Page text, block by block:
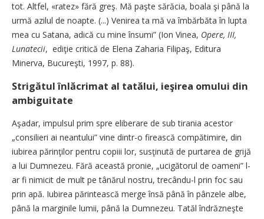
tot. Altfel, «ratez» fără greş. Mă paşte sărăcia, boala şi până la
urmă azilul de noapte. (...) Venirea ta mă va îmbărbăta în lupta
mea cu Satana, adică cu mine însumi” (Ion Vinea, Opere, III,
Lunatecii, ediţie critică de Elena Zaharia Filipaş, Editura
Minerva, Bucureşti, 1997, p. 88).
Strigătul înlăcrimat al tatălui, ieşirea omului din
ambiguitate
Aşadar, impulsul prim spre eliberare de sub tirania acestor
„consilieri ai neantului” vine dintr-o firească compătimire, din
iubirea părinţilor pentru copiii lor, susţinută de purtarea de grijă
a lui Dumnezeu. Fără această pronie, „ucigătorul de oameni” l-
ar fi nimicit de mult pe tânărul nostru, trecându-l prin foc sau
prin apă. Iubirea părintească merge însă până în pânzele albe,
până la marginile lumii, până la Dumnezeu. Tatăl îndrăzneşte